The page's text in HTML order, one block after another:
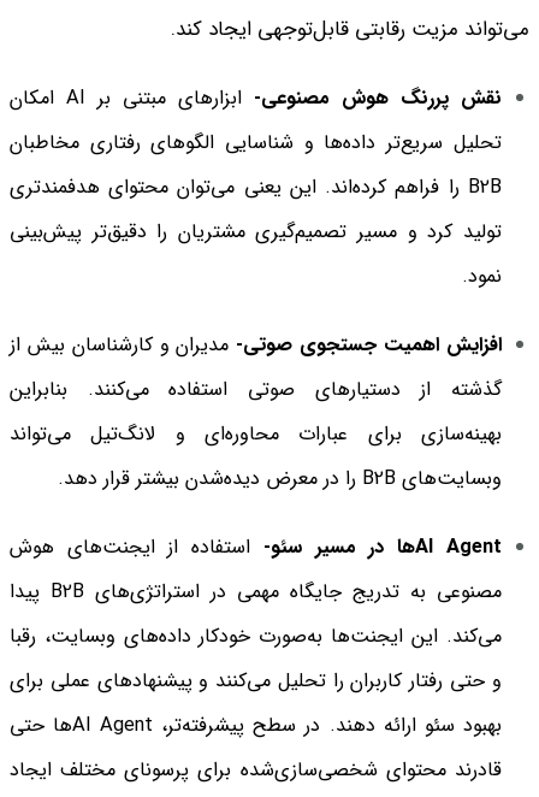
می‌تواند مزیت رقابتی قابل‌توجهی ایجاد کند.
نقش پررنگ هوش مصنوعی-
ابزارهای مبتنی بر AI امکان
تحلیل سریع‌تر داده‌ها و شناسایی الگوهای رفتاری مخاطبان
B2B را فراهم کرده‌اند. این یعنی می‌توان محتوای هدفمندتری
تولید کرد و مسیر تصمیم‌گیری مشتریان را دقیق‌تر پیش‌بینی
نمود.
افزایش اهمیت جستجوی صوتی- مدیران و کارشناسان بیش از
گذشته از دستیارهای صوتی استفاده می‌کنند. بنابراین
بهینه‌سازی برای عبارات محاوره‌ای و لانگ‌تیل می‌تواند
وبسایت‌های B2B را در معرض دیده‌شدن بیشتر قرار دهد.
AI Agentها در مسیر سئو-
استفاده از ایجنت‌های هوش
مصنوعی به تدریج جایگاه مهمی در استراتژی‌های B2B پیدا
می‌کند. این ایجنت‌ها به‌صورت خودکار داده‌های وبسایت، رقبا
و حتی رفتار کاربران را تحلیل می‌کنند و پیشنهادهای عملی برای
بهبود سئو ارائه دهند. در سطح پیشرفته‌تر، AI Agentها حتی
قادرند محتوای شخصی‌سازی‌شده برای پرسونای مختلف ایجاد